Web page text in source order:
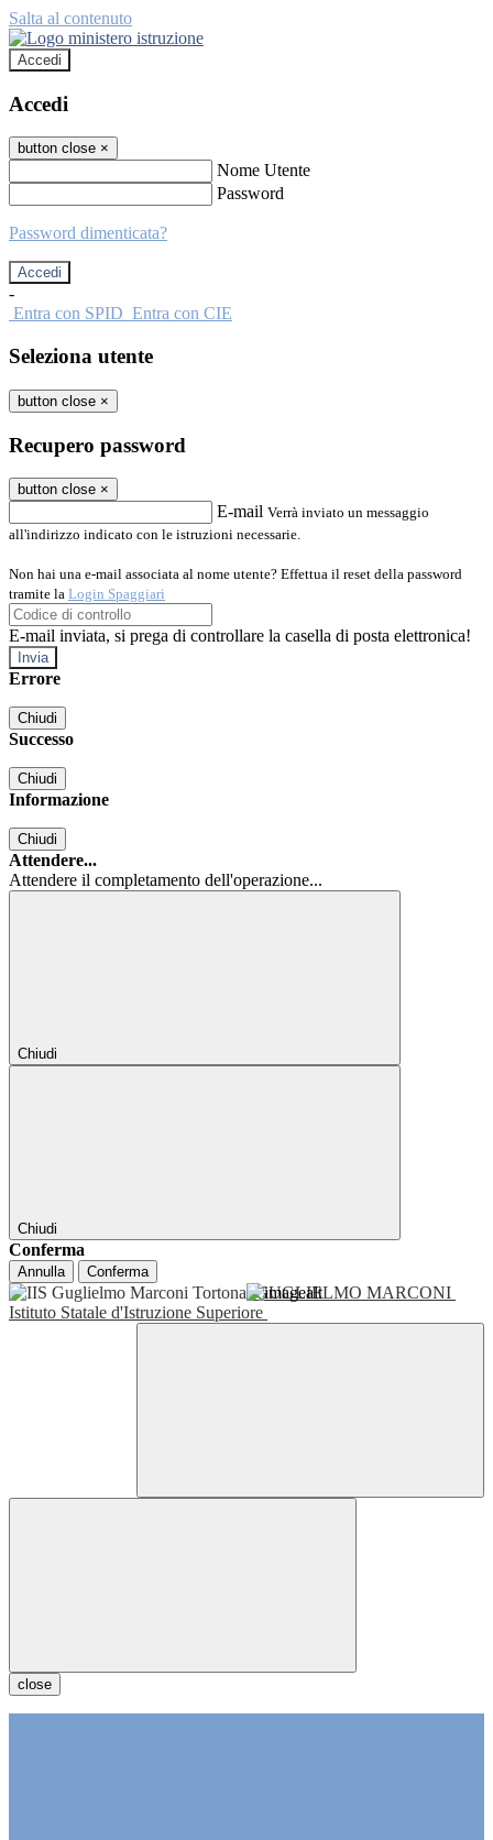
Salta al contenuto
Accedi
Accedi
button close ×
Nome Utente
Password
Password dimenticata?
-
Entra con SPID Entra con CIE
Seleziona utente
button close ×
Recupero password
button close ×
E-mail Verrà inviato un messaggio
all'indirizzo indicato con le istruzioni necessarie.
Non hai una e-mail associata al nome utente? Effettua il reset della password
tramite la Login Spaggiari
E-mail inviata, si prega di controllare la casella di posta elettronica!
Errore
Chiudi
Successo
Chiudi
Informazione
Chiudi
Attendere...
Attendere il completamento dell'operazione...
Chiudi
Chiudi
Conferma
Annulla Conferma
GUGLIELMO MARCONI
Istituto Statale d'Istruzione Superiore
close